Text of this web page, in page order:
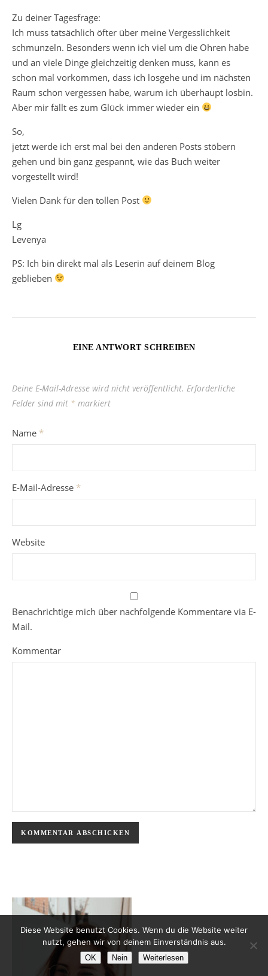
Zu deiner Tagesfrage:
Ich muss tatsächlich öfter über meine Vergesslichkeit
schmunzeln. Besonders wenn ich viel um die Ohren habe
und an viele Dinge gleichzeitig denken muss, kann es
schon mal vorkommen, dass ich losgehe und im nächsten
Raum schon vergessen habe, warum ich überhaupt losbin.
Aber mir fällt es zum Glück immer wieder ein
So,
jetzt werde ich erst mal bei den anderen Posts stöbern
gehen und bin ganz gespannt, wie das Buch weiter
vorgestellt wird!
Vielen Dank für den tollen Post
Lg
Levenya
PS: Ich bin direkt mal als Leserin auf deinem Blog
geblieben
EINE ANTWORT SCHREIBEN
Deine E-Mail-Adresse wird nicht veröffentlicht. Erforderliche
Felder sind mit * markiert
Name *
E-Mail-Adresse *
Website
Benachrichtige mich über nachfolgende Kommentare via E-
Mail.
Kommentar
Diese Website benutzt Cookies. Wenn du die Website weiter
nutzt, gehen wir von deinem Einverständnis aus.
OK Nein Weiterlesen